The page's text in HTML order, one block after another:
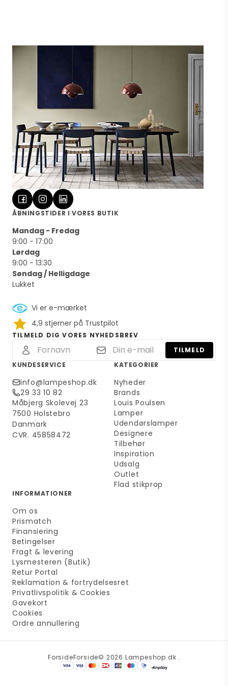
ÅBNINGSTIDER I VORES BUTIK
Mandag - Fredag
9:00 - 17:00
Lørdag
9:00 - 13:30
Søndag / Helligdage
Lukket
Vi er e-mærket
4,9 stjerner på Trustpilot
TILMELD DIG VORES NYHEDSBREV
TILMELD
KUNDESERVICE
info@lampeshop.dk
29 33 10 82
Måbjerg Skolevej 23
7500 Holstebro
Danmark
CVR. 45858472
KATEGORIER
Nyheder
Brands
Louis Poulsen
Lamper
Udendørslamper
Designere
Tilbehør
Inspiration
Udsalg
Outlet
Flad stikprop
INFORMATIONER
Om os
Prismatch
Finansiering
Betingelser
Fragt & levering
Lysmesteren (Butik)
Retur Portal
Reklamation & fortrydelsesret
Privatlivspolitik & Cookies
Gavekort
Cookies
Ordre annullering
ForsideForside© 2026 Lampeshop.dk .